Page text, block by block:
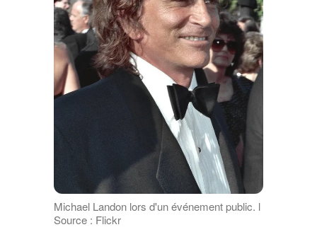
Michael Landon lors d'un événement public. l
Source : Flickr